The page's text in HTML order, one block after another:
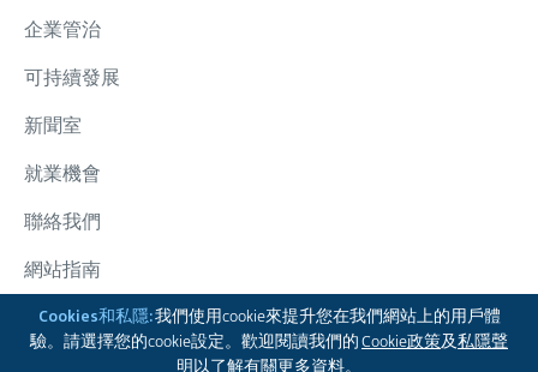
Cookies和私隱:我們使用cookie來提升您在我們網站上的用戶體
驗。請選擇您的cookie設定。歡迎閱讀我們的Cookie政策及私隱聲
明 以了解有關更多資料。
企業管治
可持續發展
新聞室
就業機會
聯絡我們
網站指南
太古集團